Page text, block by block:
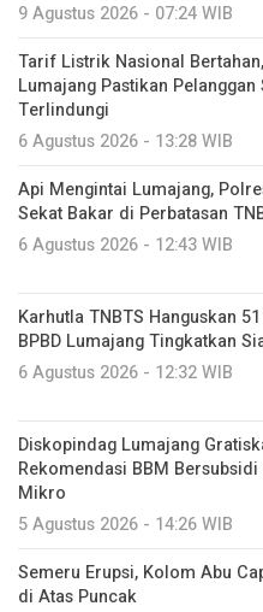
9 Agustus 2026 - 07:24 WIB
Tarif Listrik Nasional
Lumajang Pastikan
Terlindungi
6 Agustus 2026 - 13:28 WIB
Api Mengintai Lumajang,
Sekat Bakar di Perbatasan
6 Agustus 2026 - 12:43 WIB
Karhutla TNBTS Hanguskan
BPBD Lumajang Tingkatkan
6 Agustus 2026 - 12:32 WIB
Diskopindag Lumajang
Rekomendasi BBM Bersubsidi
Mikro
5 Agustus 2026 - 14:26 WIB
Semeru Erupsi, Kolom Abu
di Atas Puncak